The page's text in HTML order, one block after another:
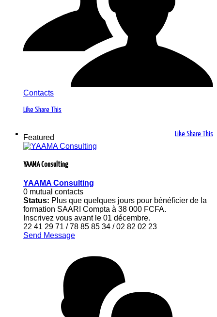
Contacts
Like Share This
Like Share This
Featured
YAAMA Consulting
YAAMA Consulting
0 mutual contacts
Status: Plus que quelques jours pour bénéficier de la
formation SAARI Compta à 38 000 FCFA.
Inscrivez vous avant le 01 décembre.
22 41 29 71 / 78 85 85 34 / 02 82 02 23
Send Message